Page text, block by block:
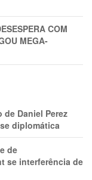
COM
MEGA-
Daniel Perez
diplomática
de
se interferência de